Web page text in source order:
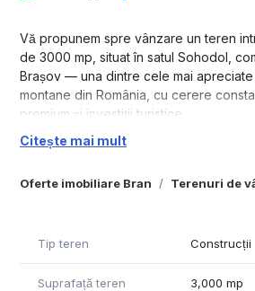
Oferte imobiliare Bran Terenuri de
Vă propunem spre vânzare un teren
de 3000 mp, situat în satul Sohodol,
Brașov — una dintre cele mai
montane din România, cu cerere
premium și investiții turistice.
Proprietatea beneficiază de o
deschis, cu orientare sud-est și pantă
Date tehnice:
Citește mai mult
Tip teren Construcții
Suprafață teren 3,000 mp